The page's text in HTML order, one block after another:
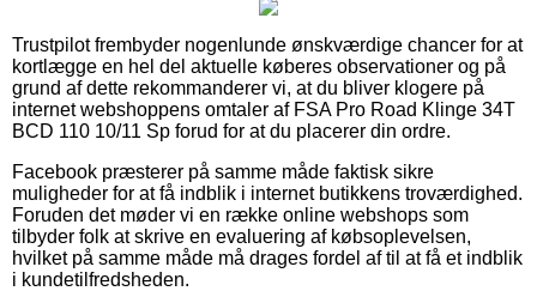
Trustpilot frembyder nogenlunde ønskværdige chancer for at
kortlægge en hel del aktuelle køberes observationer og på
grund af dette rekommanderer vi, at du bliver klogere på
internet webshoppens omtaler af FSA Pro Road Klinge 34T
BCD 110 10/11 Sp forud for at du placerer din ordre.
Facebook præsterer på samme måde faktisk sikre
muligheder for at få indblik i internet butikkens troværdighed.
Foruden det møder vi en række online webshops som
tilbyder folk at skrive en evaluering af købsoplevelsen,
hvilket på samme måde må drages fordel af til at få et indblik
i kundetilfredsheden.